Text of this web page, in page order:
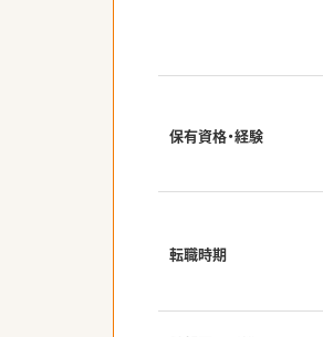
保有資格・経験
転職時期